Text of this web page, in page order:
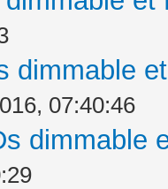
dimmable
07:40:46
dimmable